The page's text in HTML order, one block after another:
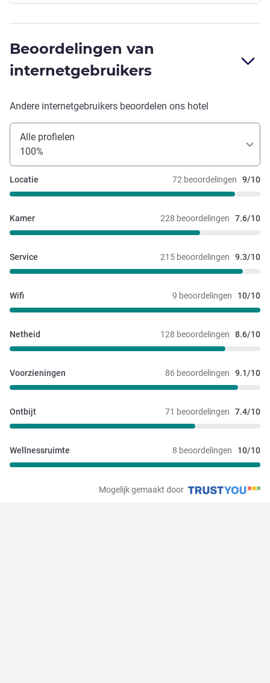
Beoordelingen van
internetgebruikers
Andere internetgebruikers beoordelen ons hotel
Alle profielen
100%
72 beoordelingen 9/10
Locatie
228 beoordelingen 7.6/10
Kamer
215 beoordelingen 9.3/10
Service
9 beoordelingen 10/10
Wifi
128 beoordelingen 8.6/10
Netheid
86 beoordelingen 9.1/10
Voorzieningen
71 beoordelingen 7.4/10
Ontbijt
8 beoordelingen 10/10
Wellnessruimte
Mogelijk gemaakt door